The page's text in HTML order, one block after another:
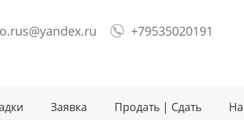
+79535020191
Заявка Продать | Сдать